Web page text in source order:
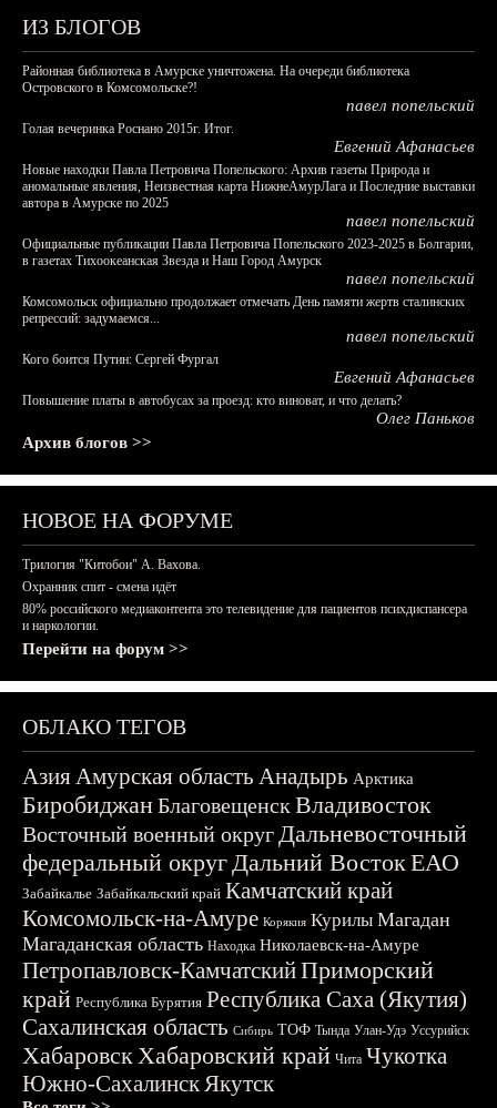
ИЗ БЛОГОВ
Районная библиотека в Амурске уничтожена. На очереди библиотека
Островского в Комсомольске?!
павел попельский
Голая вечеринка Роснано 2015г. Итог.
Евгений Афанасьев
Новые находки Павла Петровича Попельского: Архив газеты Природа и
аномальные явления, Неизвестная карта НижнеАмурЛага и Последние выставки
автора в Амурске по 2025
павел попельский
Официальные публикации Павла Петровича Попельского 2023-2025 в Болгарии,
в газетах Тихоокеанская Звезда и Наш Город Амурск
павел попельский
Комсомольск официально продолжает отмечать День памяти жертв сталинских
репрессий: задумаемся...
павел попельский
Кого боится Путин: Сергей Фургал
Евгений Афанасьев
Повышение платы в автобусах за проезд: кто виноват, и что делать?
Олег Паньков
Архив блогов >>
НОВОЕ НА ФОРУМЕ
Трилогия "Китобои" А. Вахова.
Охранник спит - смена идёт
80% российского медиаконтента это телевидение для пациентов психдиспансера
и наркологии.
Перейти на форум >>
ОБЛАКО ТЕГОВ
АзияАмурская область Анадырь Арктика
БиробиджанБлаговещенскВладивосток
Восточный военный округДальневосточный
федеральный округДальний ВостокЕАО
Забайкалье Забайкальский край Камчатский край
Комсомольск-на-Амуре Корякия Курилы Магадан
Магаданская область Находка Николаевск-на-Амуре
Петропавловск-КамчатскийПриморский
край Республика Бурятия Республика Саха (Якутия)
Сахалинская область Сибирь ТОФ Тында Улан-Удэ Уссурийск
ХабаровскХабаровский край Чита Чукотка
Южно-СахалинскЯкутск